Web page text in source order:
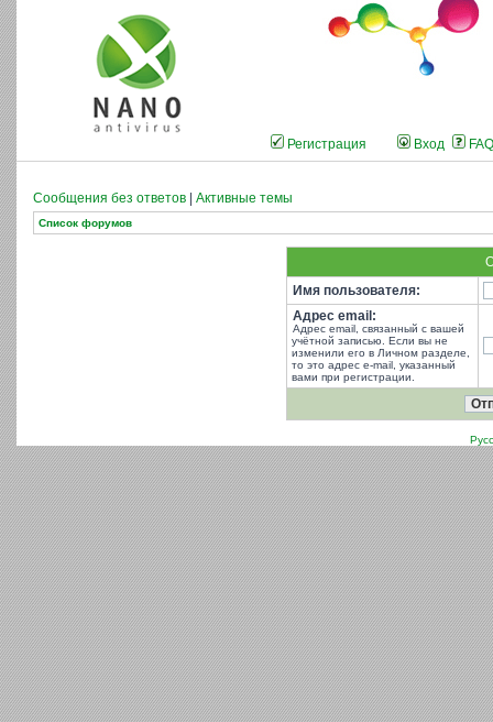
Регистрация Вход FAQ
Сообщения без ответов Активные темы
Список форумов
Имя пользователя:
Адрес email:
Адрес email, связанный с вашей
учётной записью. Если вы не
изменили его в Личном разделе,
то это адрес e-mail, указанный
вами при регистрации.